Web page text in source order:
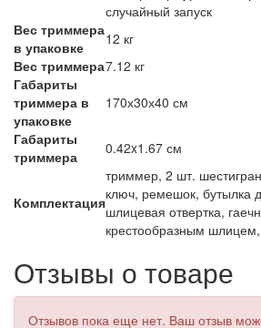
случайный запуск
Вес триммера
в упаковке
12 кг
Вес триммера7.12 кг
Габариты
триммера в
упаковке
170х30х40 см
Габариты
триммера
0.42x1.67 см
Комплектация
триммер, 2 шт.
ключ, ремешок, бутылка
шлицевая отвертка,
крестообразным
Отзывы о товаре
Отзывов пока еще нет. Ваш отзыв